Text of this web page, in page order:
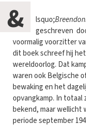
& lsquo;
geschreven
voormalig voorzitter
dit boek schreef hij
wereldoorlog. Dat
waren ook Belgische
bewaking en het
opvangkamp. In totaal
bekend, maar wellicht
periode september